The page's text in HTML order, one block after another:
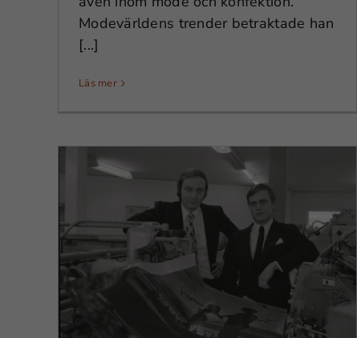
Modevärldens trender betraktade han
[...]
Läs mer
Upsala Sparbank – 161 år i
sparandets tjänst